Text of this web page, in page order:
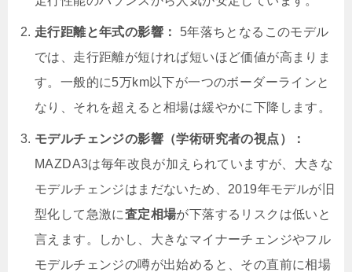
走行距離と年式の影響：
5年落ちとなるこのモデル
では、走行距離が短ければ短いほど価値が高まりま
す。一般的に5万km以下が一つのボーダーラインと
なり、それを超えると相場は緩やかに下降します。
モデルチェンジの影響（学術研究者の視点）：
MAZDA3は毎年改良が加えられていますが、大きな
モデルチェンジはまだないため、2019年モデルが旧
型化して急激に査定相場が下落するリスクは低いと
言えます。しかし、大きなマイナーチェンジやフル
モデルチェンジの噂が出始めると、その直前に相場